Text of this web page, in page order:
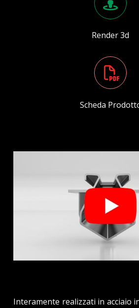
Render 3d
Scheda
Interamente realizzati in acciaio